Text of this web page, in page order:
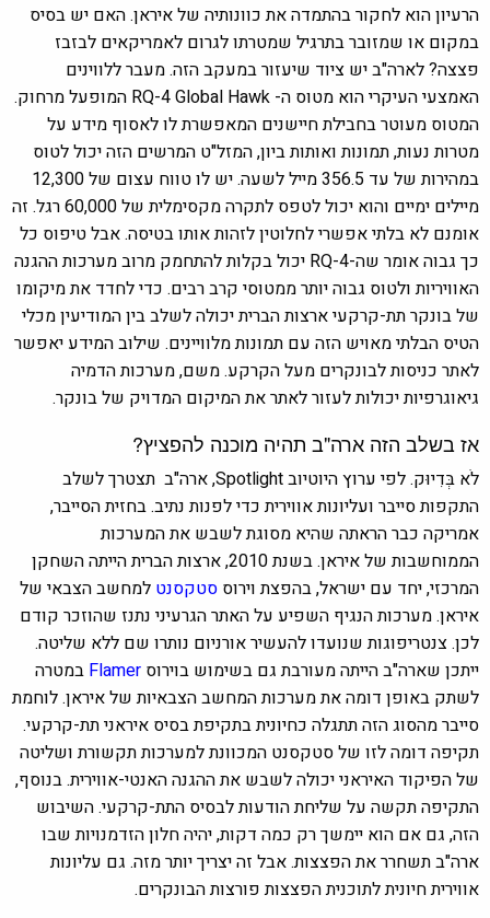
הרעיון הוא לחקור בהתמדה את כוונותיה של איראן. האם יש בסיס
במקום או שמזובר בתרגיל שמטרתו לגרום לאמריקאים לבזבז
פצצה? לארה"ב יש ציוד שיעזור במעקב הזה. מעבר ללווינים
האמצעי העיקרי הוא מטוס ה- RQ-4 Global Hawk המופעל מרחוק.
המטוס מעוטר בחבילת חיישנים המאפשרת לו לאסוף מידע על
מטרות נעות, תמונות ואותות ביון, המזל"ט המרשים הזה יכול לטוס
במהירות של עד 356.5 מייל לשעה. יש לו טווח עצום של 12,300
מיילים ימיים והוא יכול לטפס לתקרה מקסימלית של 60,000 רגל. זה
אומנם לא בלתי אפשרי לחלוטין לזהות אותו בטיסה. אבל טיפוס כל
כך גבוה אומר שה-RQ-4 יכול בקלות להתחמק מרוב מערכות ההגנה
האוויריות ולטוס גבוה יותר ממטוסי קרב רבים. כדי לחדד את מיקומו
של בונקר תת-קרקעי ארצות הברית יכולה לשלב בין המודיעין מכלי
הטיס הבלתי מאויש הזה עם תמונות מלוויינים. שילוב המידע יאפשר
לאתר כניסות לבונקרים מעל הקרקע. משם, מערכות הדמיה
גיאוגרפיות יכולות לעזור לאתר את המיקום המדויק של בונקר.
אז בשלב הזה ארה"ב תהיה מוכנה להפציץ?
לֹא בְּדִיוּק. לפי ערוץ היוטיוב Spotlight, ארה"ב תצטרך לשלב
התקפות סייבר ועליונות אווירית כדי לפנות נתיב. בחזית הסייבר,
אמריקה כבר הראתה שהיא מסוגת לשבש את המערכות
הממוחשבות של איראן. בשנת 2010, ארצות הברית הייתה השחקן
המרכזי, יחד עם ישראל, בהפצת וירוססטקסנטלמחשב הצבאי של
איראן. מערכות הנגיף השפיע על האתר הגרעיני נתנז שהוזכר קודם
לכן. צנטריפוגות שנועדו להעשיר אורניום נותרו שם ללא שליטה.
ייתכן שארה"ב הייתה מעורבת גם בשימוש בוירוסFlamerבמטרה
לשתק באופן דומה את מערכות המחשב הצבאיות של איראן. לוחמת
סייבר מהסוג הזה תתגלה כחיונית בתקיפת בסיס איראני תת-קרקעי.
תקיפה דומה לזו של סטקסנט המכוונת למערכות תקשורת ושליטה
של ​​הפיקוד האיראני יכולה לשבש את ההגנה האנטי-אווירית. בנוסף,
התקיפה תקשה על שליחת הודעות לבסיס התת-קרקעי. השיבוש
הזה, גם אם הוא יימשך רק כמה דקות, יהיה חלון הזדמנויות שבו
ארה"ב תשחרר את הפצצות. אבל זה יצריך יותר מזה. גם עליונות
אווירית חיונית לתוכנית הפצצות פורצות הבונקרים.